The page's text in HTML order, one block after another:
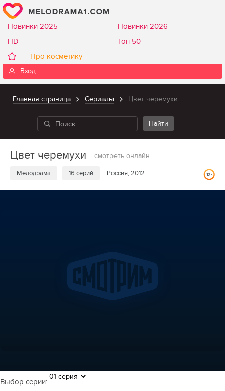
Новинки 2025
Новинки 2026
HD
Топ 50
Про косметику
Вход
Главная страница Сериалы Цвет черемухи
Цвет черемухи смотреть онлайн
Мелодрама 16 серий Россия, 2012
Выбор серии: